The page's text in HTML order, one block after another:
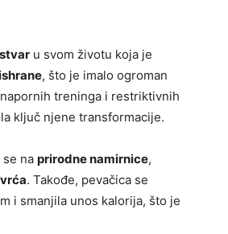
u svom životu koja je
, što je imalo ogroman
treninga i restriktivnih
ključ njene transformacije.
na prirodne namirnice,
. Takođe, pevačica se
i smanjila unos kalorija, što je